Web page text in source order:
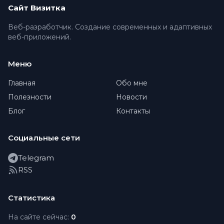
Сайт Визитка
Веб-разработчик. Создание современных и адаптивных
веб-приложений.
Меню
Главная
Обо мне
Полезности
Новости
Блог
Контакты
Социальные сети
Telegram
RSS
Статистика
На сайте сейчас: 0